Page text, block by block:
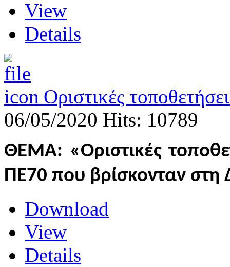
View
Details
Οριστικές
06/05/2020 Hits: 10789
ΘΕΜΑ: «Οριστικές
ΠΕ70 που βρίσκονταν
Download
View
Details